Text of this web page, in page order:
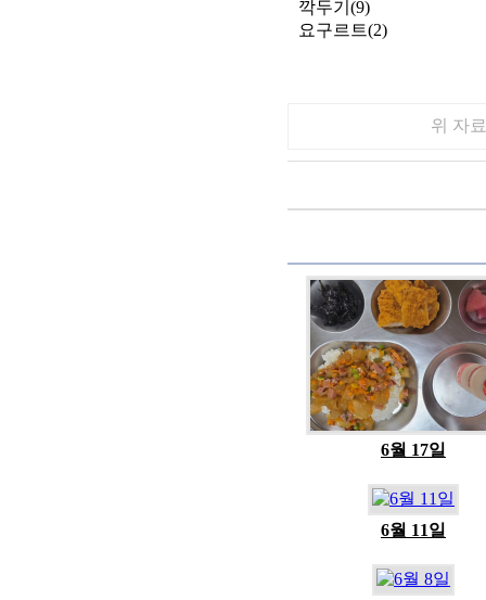
깍두기(9)
요구르트(2)
위 자
6월 17일
6월 11일